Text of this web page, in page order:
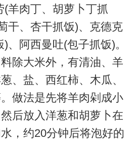
(羊肉丁、胡萝卜丁抓
干、杏干抓饭)、克德克
、阿西曼吐(包子抓饭)。
大米外，有清油、羊
、盐、西红柿、木瓜、
做法是先将羊肉剁成小
后放入洋葱和胡萝卜在
，约20分钟后将泡好的